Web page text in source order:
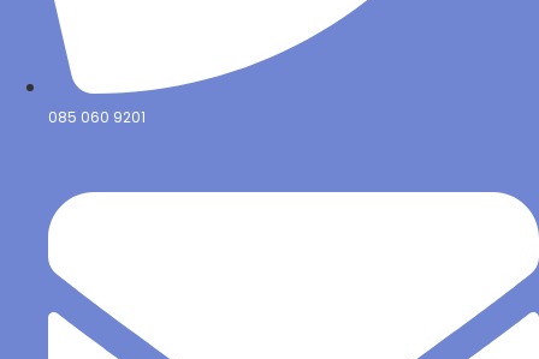
085 060 9201